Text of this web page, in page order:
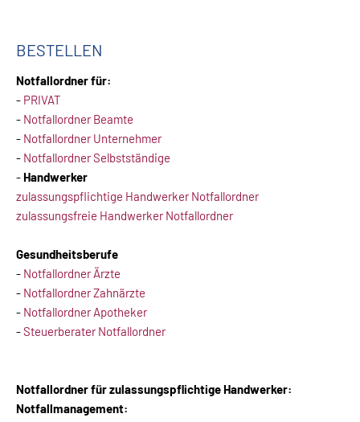
BESTELLEN
Notfallordner für:
- PRIVAT
- Notfallordner Beamte
- Notfallordner Unternehmer
- Notfallordner Selbstständige
- Handwerker
zulassungspflichtige Handwerker Notfallordner
zulassungsfreie Handwerker Notfallordner
Gesundheitsberufe
- Notfallordner Ärzte
- Notfallordner Zahnärzte
- Notfallordner Apotheker
-Steuerberater Notfallordner
Notfallordner für zulassungspflichtige Handwerker:
Notfallmanagement: